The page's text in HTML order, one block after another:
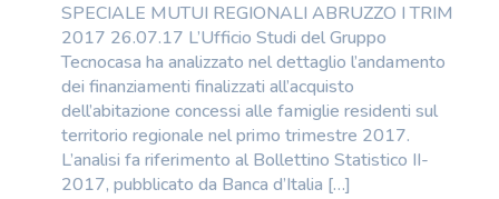
SPECIALE MUTUI REGIONALI ABRUZZO I TRIM
2017 26.07.17 L’Ufficio Studi del Gruppo
Tecnocasa ha analizzato nel dettaglio l’andamento
dei finanziamenti finalizzati all’acquisto
dell’abitazione concessi alle famiglie residenti sul
territorio regionale nel primo trimestre 2017.
L’analisi fa riferimento al Bollettino Statistico II-
2017, pubblicato da Banca d’Italia […]